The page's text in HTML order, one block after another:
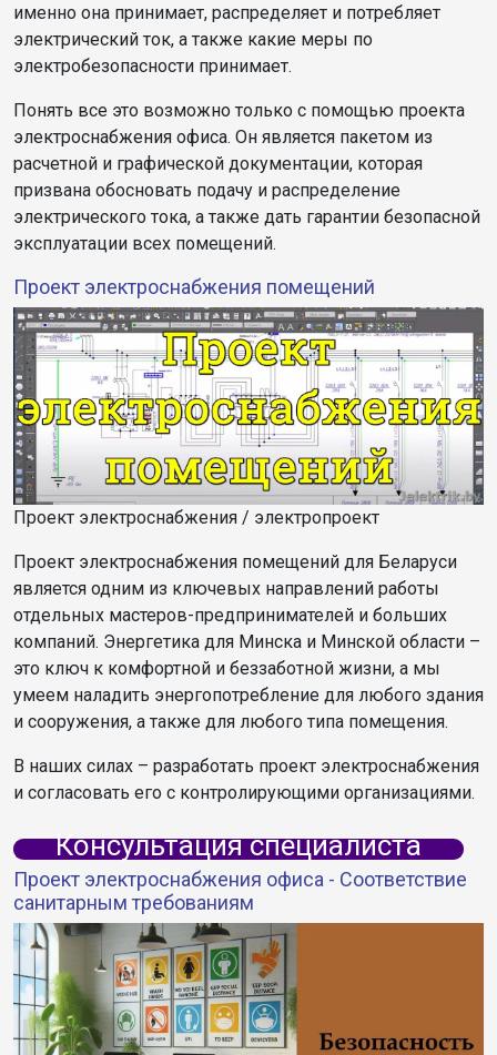
именно она принимает, распределяет и потребляет
электрический ток, а также какие меры по
электробезопасности принимает.
Понять все это возможно только с помощью проекта
электроснабжения офиса. Он является пакетом из
расчетной и графической документации, которая
призвана обосновать подачу и распределение
электрического тока, а также дать гарантии безопасной
эксплуатации всех помещений.
Проект электроснабжения помещений
Проект электроснабжения / электропроект
Проект электроснабжения помещений для Беларуси
является одним из ключевых направлений работы
отдельных мастеров-предпринимателей и больших
компаний. Энергетика для Минска и Минской области –
это ключ к комфортной и беззаботной жизни, а мы
умеем наладить энергопотребление для любого здания
и сооружения, а также для любого типа помещения.
В наших силах – разработать проект электроснабжения
и согласовать его с контролирующими организациями.
Консультация специалиста
Проект электроснабжения офиса - Соответствие
санитарным требованиям